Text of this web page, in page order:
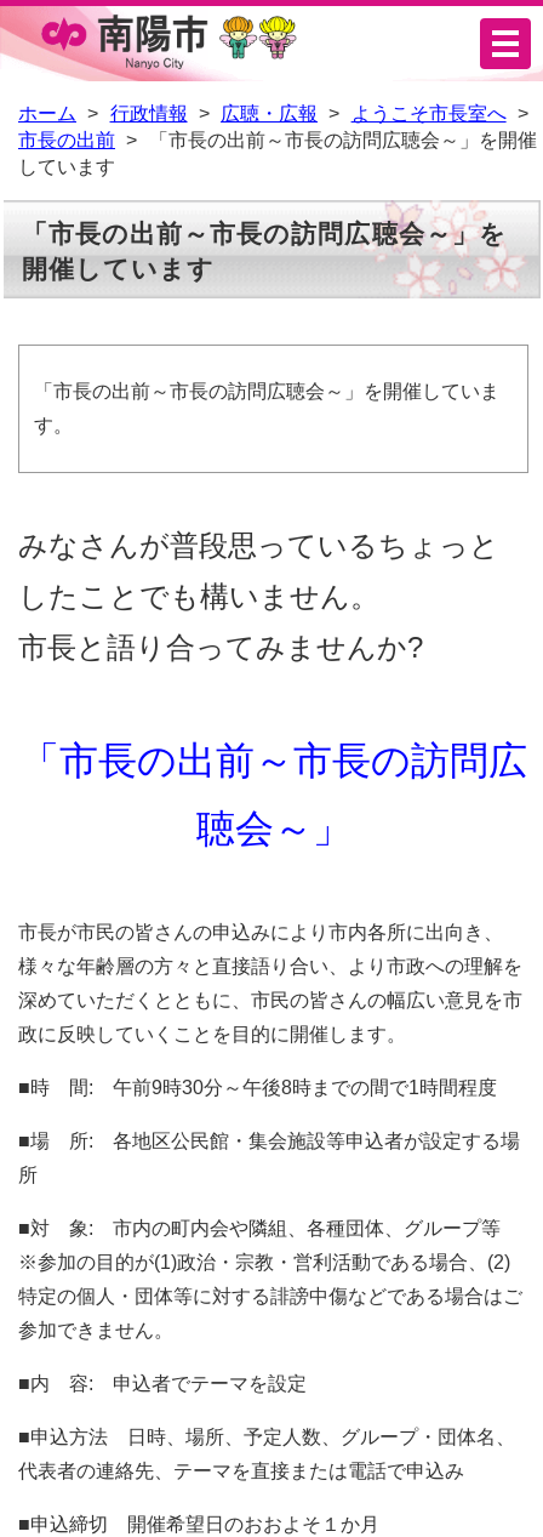
ニ
ュ
ー
ホーム 行政情報 広聴・広報
ようこそ市長室へ
市長の出前
「市長の出前～市長の訪問広聴会～」を開催
しています
「市長の出前～市長の訪問広聴会～」を
開催しています
「市長の出前～市長の訪問広聴会～」を開催していま
す。
みなさんが普段思っているちょっと
したことでも構いません。
市長と語り合ってみませんか?
「市長の出前～市長の訪問広
聴会～」
市長が市民の皆さんの申込みにより市内各所に出向き、
様々な年齢層の方々と直接語り合い、より市政への理解を
深めていただくとともに、市民の皆さんの幅広い意見を市
政に反映していくことを目的に開催します。
■時 間: 午前9時30分～午後8時までの間で1時間程度
■場 所: 各地区公民館・集会施設等申込者が設定する場
所
■対 象: 市内の町内会や隣組、各種団体、グループ等
※参加の目的が(1)政治・宗教・営利活動である場合、(2)
特定の個人・団体等に対する誹謗中傷などである場合はご
参加できません。
■内 容: 申込者でテーマを設定
■申込方法 日時、場所、予定人数、グループ・団体名、
代表者の連絡先、テーマを直接または電話で申込み
■申込締切 開催希望日のおおよそ１か月